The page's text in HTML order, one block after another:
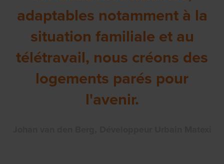
adaptables notamment à la
situation familiale et au
télétravail, nous créons des
logements parés pour
l'avenir.